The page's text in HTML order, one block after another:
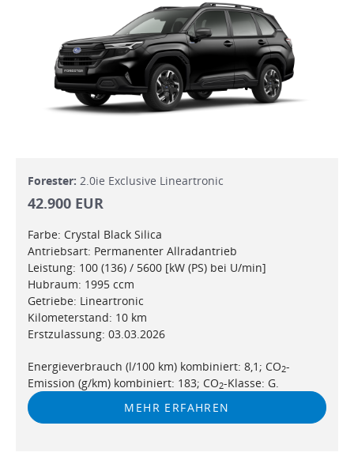
Forester: 2.0ie Exclusive Lineartronic
42.900 EUR
Farbe: Crystal Black Silica
Antriebsart: Permanenter Allradantrieb
Leistung: 100 (136) / 5600 [kW (PS) bei U/min]
Hubraum: 1995 ccm
Getriebe: Lineartronic
Kilometerstand: 10 km
Erstzulassung: 03.03.2026
Energieverbrauch (l/100 km) kombiniert: 8,1; CO2-
Emission (g/km) kombiniert: 183; CO2-Klasse: G.
MEHR ERFAHREN